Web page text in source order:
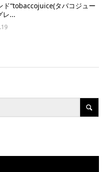
ド“tobaccojuice(タバコジュー
レ...